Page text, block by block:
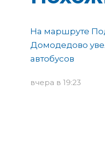
На маршруте
Домодедово
автобусов
вчера в 19:23